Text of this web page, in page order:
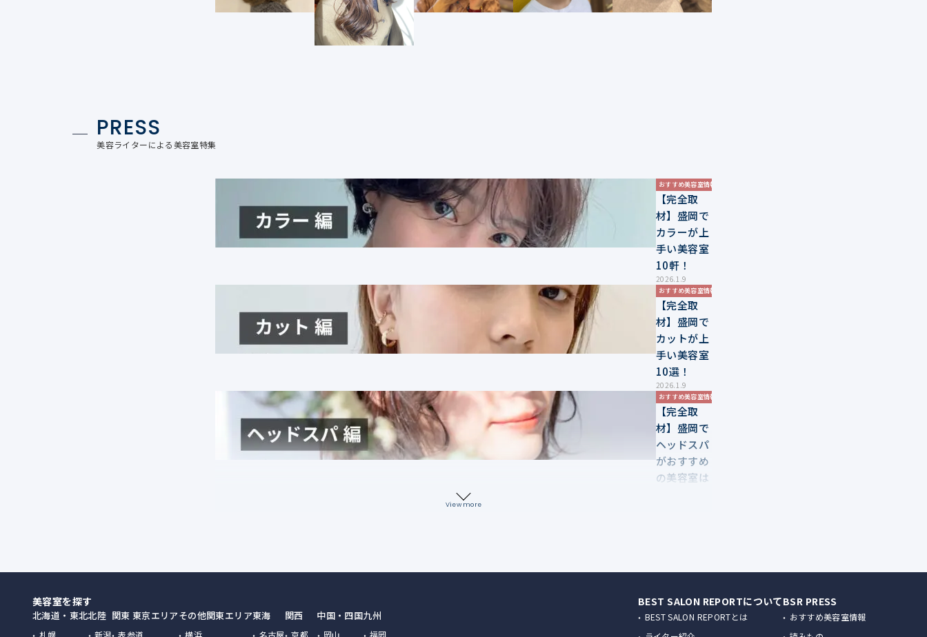
PRESS
美容ライターによる美容室特集
おすすめ美容室情報
【完全取
材】盛岡で
カラーが上
手い美容室
10軒！
2026.1.9
おすすめ美容室情報
【完全取
材】盛岡で
カットが上
手い美容室
10選！
2026.1.9
おすすめ美容室情報
【完全取
材】盛岡で
ヘッドスパ
がおすすめ
の美容室は
髪質改善が
人気の美容
室10サロン
View more
美容室を探す
北海道・東北北陸 関東 東京エリアその他関東エリア東海 関西 中国・四国九州
BEST SALON REPORTについて
BEST SALON REPORTとは
BSR PRESS
おすすめ美容室情報